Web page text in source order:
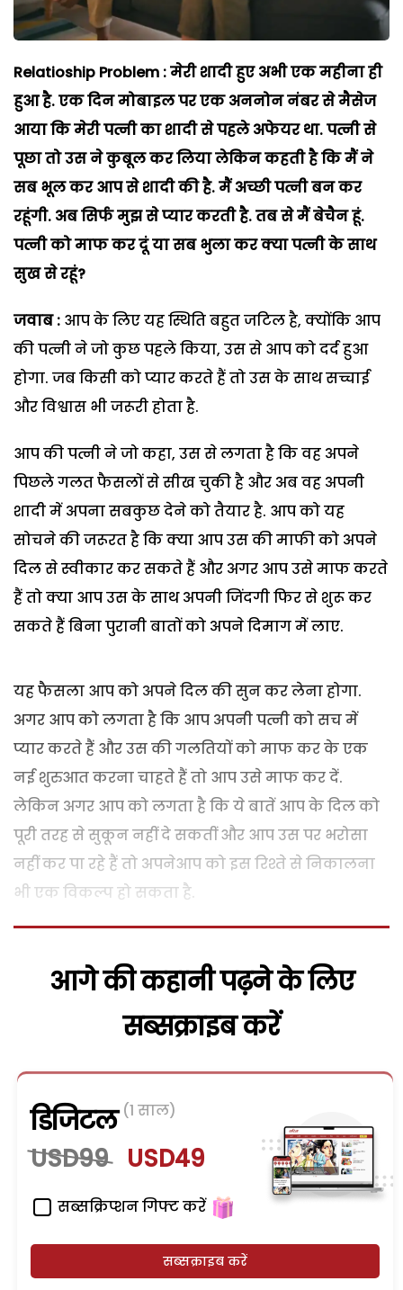
Relatioship Problem : मेरी शादी हुए अभी एक महीना ही
हुआ है. एक दिन मोबाइल पर एक अननोन नंबर से मैसेज
आया कि मेरी पत्नी का शादी से पहले अफेयर था. पत्नी से
पूछा तो उस ने कुबूल कर लिया लेकिन कहती है कि मैं ने
सब भूल कर आप से शादी की है. मैं अच्छी पत्नी बन कर
रहूंगी. अब सिर्फ मुझ से प्यार करती है. तब से मैं बेचैन हूं.
पत्नी को माफ कर दूं या सब भुला कर क्या पत्नी के साथ
सुख से रहूं?
जवाब : आप के लिए यह स्थिति बहुत जटिल है, क्योंकि आप
की पत्नी ने जो कुछ पहले किया, उस से आप को दर्द हुआ
होगा. जब किसी को प्यार करते हैं तो उस के साथ सच्चाई
और विश्वास भी जरूरी होता है.
आप की पत्नी ने जो कहा, उस से लगता है कि वह अपने
पिछले गलत फैसलों से सीख चुकी है और अब वह अपनी
शादी में अपना सबकुछ देने को तैयार है. आप को यह
सोचने की जरूरत है कि क्या आप उस की माफी को अपने
दिल से स्वीकार कर सकते हैं और अगर आप उसे माफ करते
हैं तो क्या आप उस के साथ अपनी जिंदगी फिर से शुरू कर
सकते हैं बिना पुरानी बातों को अपने दिमाग में लाए.
यह फैसला आप को अपने दिल की सुन कर लेना होगा.
अगर आप को लगता है कि आप अपनी पत्नी को सच में
प्यार करते हैं और उस की गलतियों को माफ कर के एक
नई शुरुआत करना चाहते हैं तो आप उसे माफ कर दें.
लेकिन अगर आप को लगता है कि ये बातें आप के दिल को
पूरी तरह से सुकून नहीं दे सकतीं और आप उस पर भरोसा
नहीं कर पा रहे हैं तो अपनेआप को इस रिश्ते से निकालना
भी एक विकल्प हो सकता है.
आगे की कहानी पढ़ने के लिए
सब्सक्राइब करें
डिजिटल (1 साल)
USD99 USD49
सब्सक्रिप्शन गिफ्ट करें
सब्सक्राइब करें